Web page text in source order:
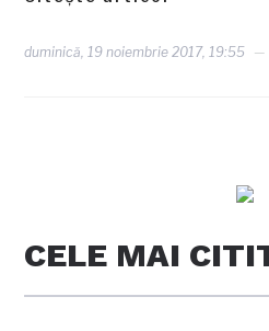
duminică, 19 noiembrie 2017, 19:55
CELE MAI